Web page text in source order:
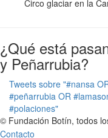
Circo glaciar en la
¿Qué está
y Peñarrubia?
Tweets sobre "#nansa
#peñarrubia OR
#polaciones"
© Fundación Botín, todos
Contacto